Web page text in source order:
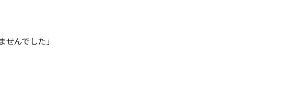
んでした」